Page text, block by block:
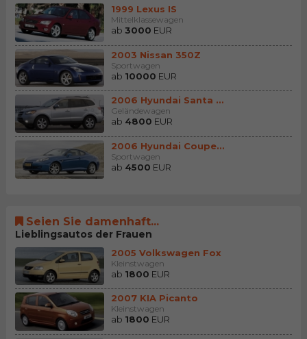
1999 Lexus IS
Mittelklassewagen
ab 3000 EUR
2003 Nissan 350Z
Sportwagen
ab 10000 EUR
2006 Hyundai Santa Fe
Geländewagen
ab 4800 EUR
2006 Hyundai Coupe (Ti...
Sportwagen
ab 4500 EUR
Seien Sie damenhaft...
Lieblingsautos der Frauen
2005 Volkswagen Fox
Kleinstwagen
ab 1800 EUR
2007 KIA Picanto
Kleinstwagen
ab 1800 EUR